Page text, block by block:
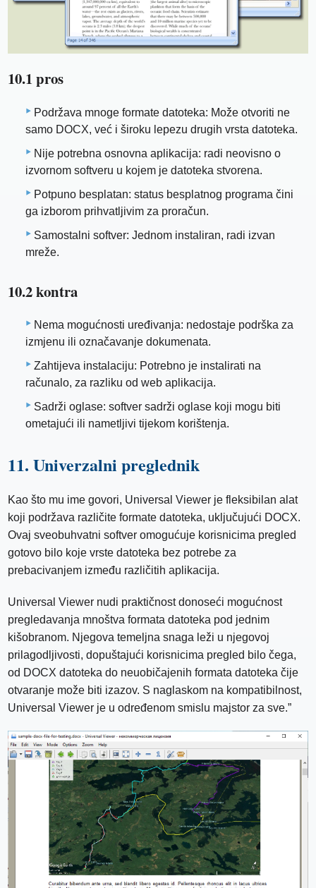
10.1 pros
Podržava mnoge formate datoteka: Može otvoriti ne
samo DOCX, već i široku lepezu drugih vrsta datoteka.
Nije potrebna osnovna aplikacija: radi neovisno o
izvornom softveru u kojem je datoteka stvorena.
Potpuno besplatan: status besplatnog programa čini
ga izborom prihvatljivim za proračun.
Samostalni softver: Jednom instaliran, radi izvan
mreže.
10.2 kontra
Nema mogućnosti uređivanja: nedostaje podrška za
izmjenu ili označavanje dokumenata.
Zahtijeva instalaciju: Potrebno je instalirati na
računalo, za razliku od web aplikacija.
Sadrži oglase: softver sadrži oglase koji mogu biti
ometajući ili nametljivi tijekom korištenja.
11. Univerzalni preglednik
Kao što mu ime govori, Universal Viewer je fleksibilan alat
koji podržava različite formate datoteka, uključujući DOCX.
Ovaj sveobuhvatni softver omogućuje korisnicima pregled
gotovo bilo koje vrste datoteka bez potrebe za
prebacivanjem između različitih aplikacija.
Universal Viewer nudi praktičnost donoseći mogućnost
pregledavanja mnoštva formata datoteka pod jednim
kišobranom. Njegova temeljna snaga leži u njegovoj
prilagodljivosti, dopuštajući korisnicima pregled bilo čega,
od DOCX datoteka do neuobičajenih formata datoteka čije
otvaranje može biti izazov. S naglaskom na kompatibilnost,
Universal Viewer je u određenom smislu majstor za sve.”